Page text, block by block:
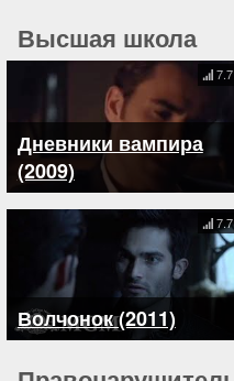
Высшая школа
Дневники вампира
(2009)
7.7
Волчонок (2011)
7.7